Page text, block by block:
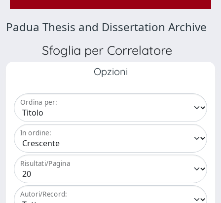
Padua Thesis and Dissertation Archive
Sfoglia per Correlatore
Opzioni
Ordina per:
In ordine:
Risultati/Pagina
Autori/Record: